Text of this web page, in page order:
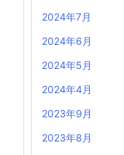
2024年7月
2024年6月
2024年5月
2024年4月
2023年9月
2023年8月